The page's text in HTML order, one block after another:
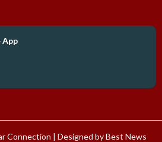
Connection | Designed byBest News